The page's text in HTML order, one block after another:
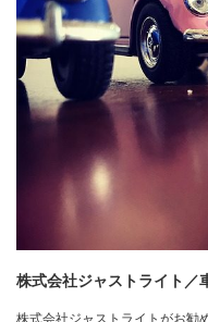
株式会社ジャストライト／